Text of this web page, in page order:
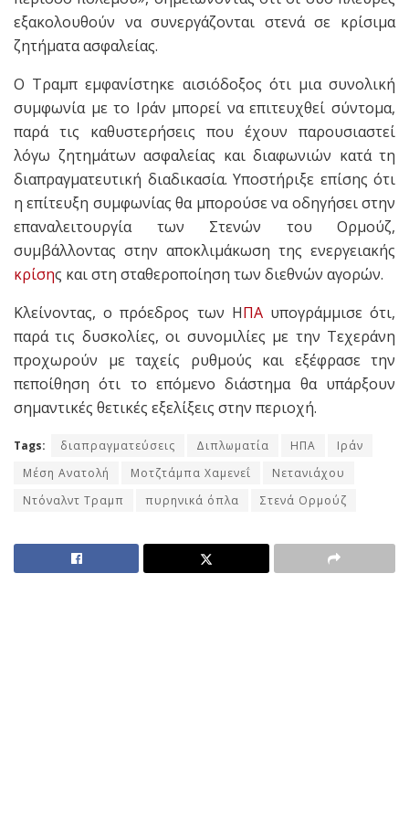
εξακολουθούν να συνεργάζονται στενά σε κρίσιμα
ζητήματα ασφαλείας.
Ο Τραμπ εμφανίστηκε αισιόδοξος ότι μια συνολική
συμφωνία με το Ιράν μπορεί να επιτευχθεί σύντομα,
παρά τις καθυστερήσεις που έχουν παρουσιαστεί
λόγω ζητημάτων ασφαλείας και διαφωνιών κατά τη
διαπραγματευτική διαδικασία. Υποστήριξε επίσης ότι
η επίτευξη συμφωνίας θα μπορούσε να οδηγήσει στην
επαναλειτουργία των Στενών του Ορμούζ,
συμβάλλοντας στην αποκλιμάκωση της ενεργειακής
κρίσης και στη σταθεροποίηση των διεθνών αγορών.
Κλείνοντας, ο πρόεδρος των ΗΠΑυπογράμμισε ότι,
παρά τις δυσκολίες, οι συνομιλίες με την Τεχεράνη
προχωρούν με ταχείς ρυθμούς και εξέφρασε την
πεποίθηση ότι το επόμενο διάστημα θα υπάρξουν
σημαντικές θετικές εξελίξεις στην περιοχή.
Tags: διαπραγματεύσεις Διπλωματία ΗΠΑ
Ιράν
Μέση Ανατολή
Μοτζτάμπα Χαμενεΐ
Νετανιάχου
Ντόναλντ Τραμπ
πυρηνικά όπλα Στενά Ορμούζ